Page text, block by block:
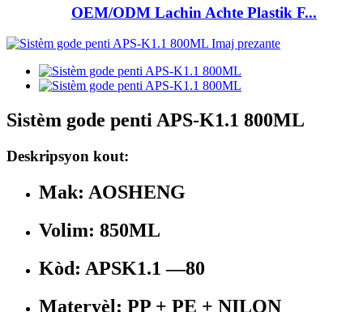
OEM/ODM Lachin Achte Plastik F...
Sistèm gode penti APS-K1.1 800ML
Deskripsyon kout:
Mak: AOSHENG
Volim: 850ML
Kòd: APSK1.1 —80
Materyèl: PP + PE + NILON